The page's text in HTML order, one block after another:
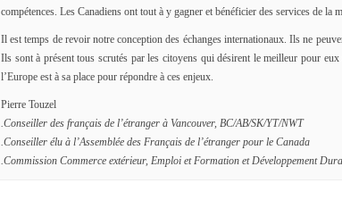
compétences. Les Canadiens ont tout à y gagner et bénéficier des services de la
Il est temps de revoir notre conception des échanges internationaux. Ils ne
Ils sont à présent tous scrutés par les citoyens qui désirent le meilleur pour
l’Europe est à sa place pour répondre à ces enjeux.
Pierre Touzel
.Conseiller des français de l’étranger à Vancouver, BC/AB/SK/YT/NWT
.Conseiller élu à l’Assemblée des Français de l’étranger pour le Canada
.Commission Commerce extérieur, Emploi et Formation et Développement